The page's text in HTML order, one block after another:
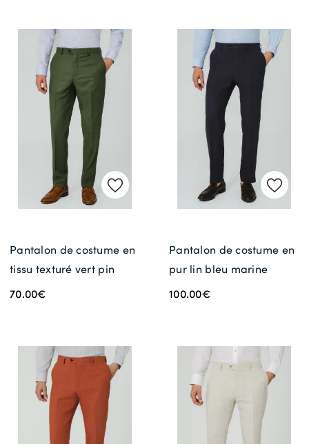
Pantalon de costume en
tissu texturé vert pin
70.00€
Pantalon de costume en
pur lin bleu marine
100.00€